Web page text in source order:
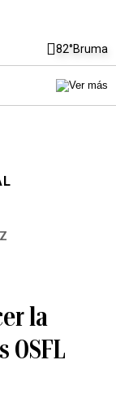
82°Bruma
la
OSFL